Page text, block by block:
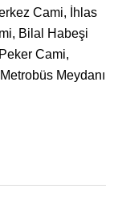
Cami, İhlas
Bilal Habeşi
Cami,
Meydanı